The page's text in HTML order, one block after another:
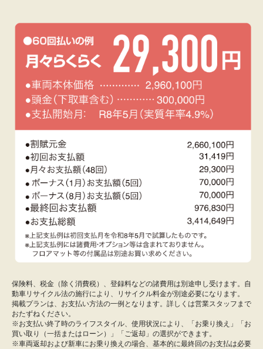
保険料、税金（除く消費税）、登録料などの諸費用は別途申し受けます。自
動車リサイクル法の施行により、リサイクル料金が別途必要になります。
掲載プランは、お支払い方法の一例となります。詳しくは営業スタッフまで
おたずねください。
※お支払い終了時のライフスタイル、使用状況により、「お乗り換え」「お
買い取り（一括またはローン）」「ご返却」の選択ができます。
※車両返却および新車にお乗り換えの場合、基本的に最終回のお支払は必要